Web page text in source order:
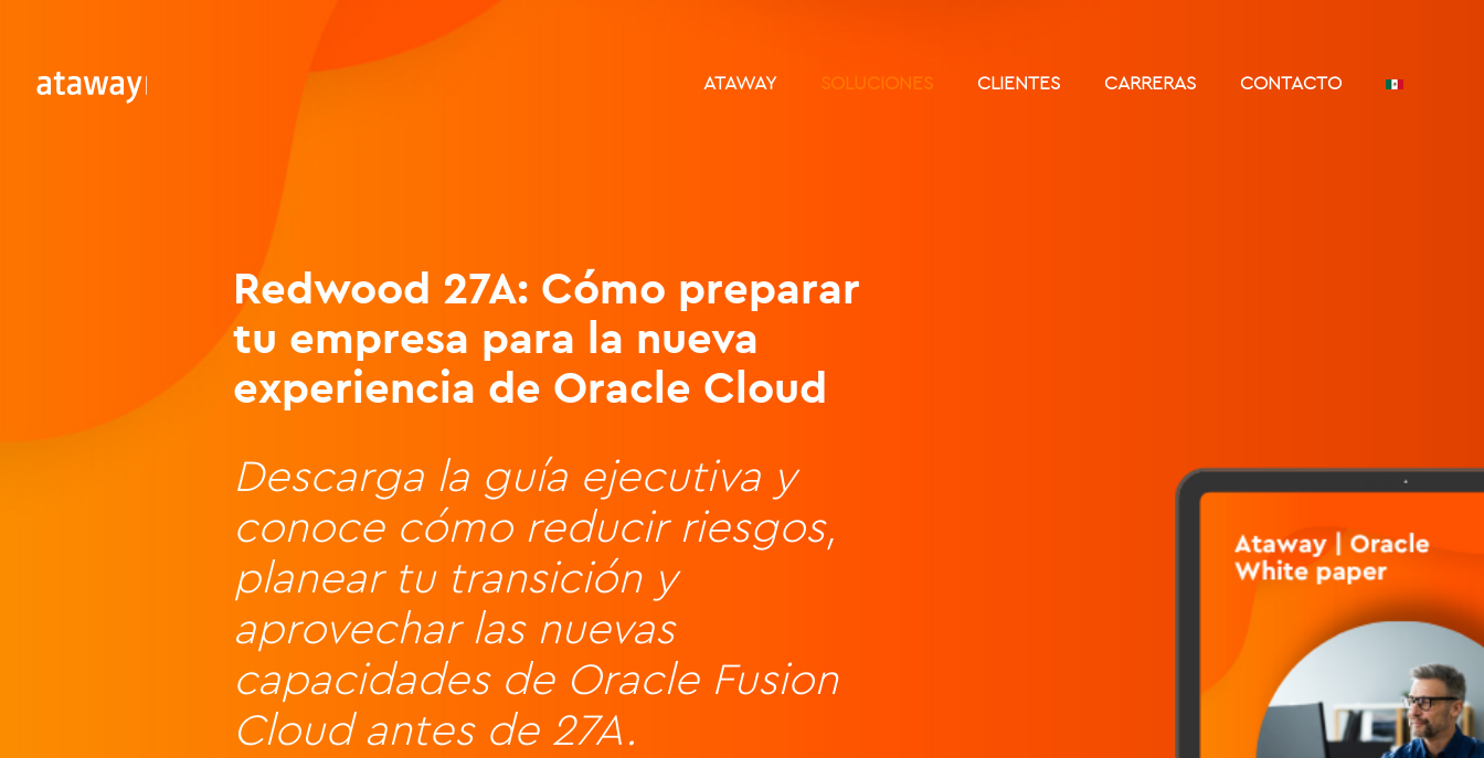
ATAWAY SOLUCIONES CLIENTES CARRERAS CONTACTO
Redwood 27A: Cómo preparar
tu empresa para la nueva
experiencia de Oracle Cloud
Descarga la guía ejecutiva y
conoce cómo reducir riesgos,
planear tu transición y
aprovechar las nuevas
capacidades de Oracle Fusion
Cloud antes de 27A.